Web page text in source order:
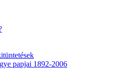
papjai 1892-2006